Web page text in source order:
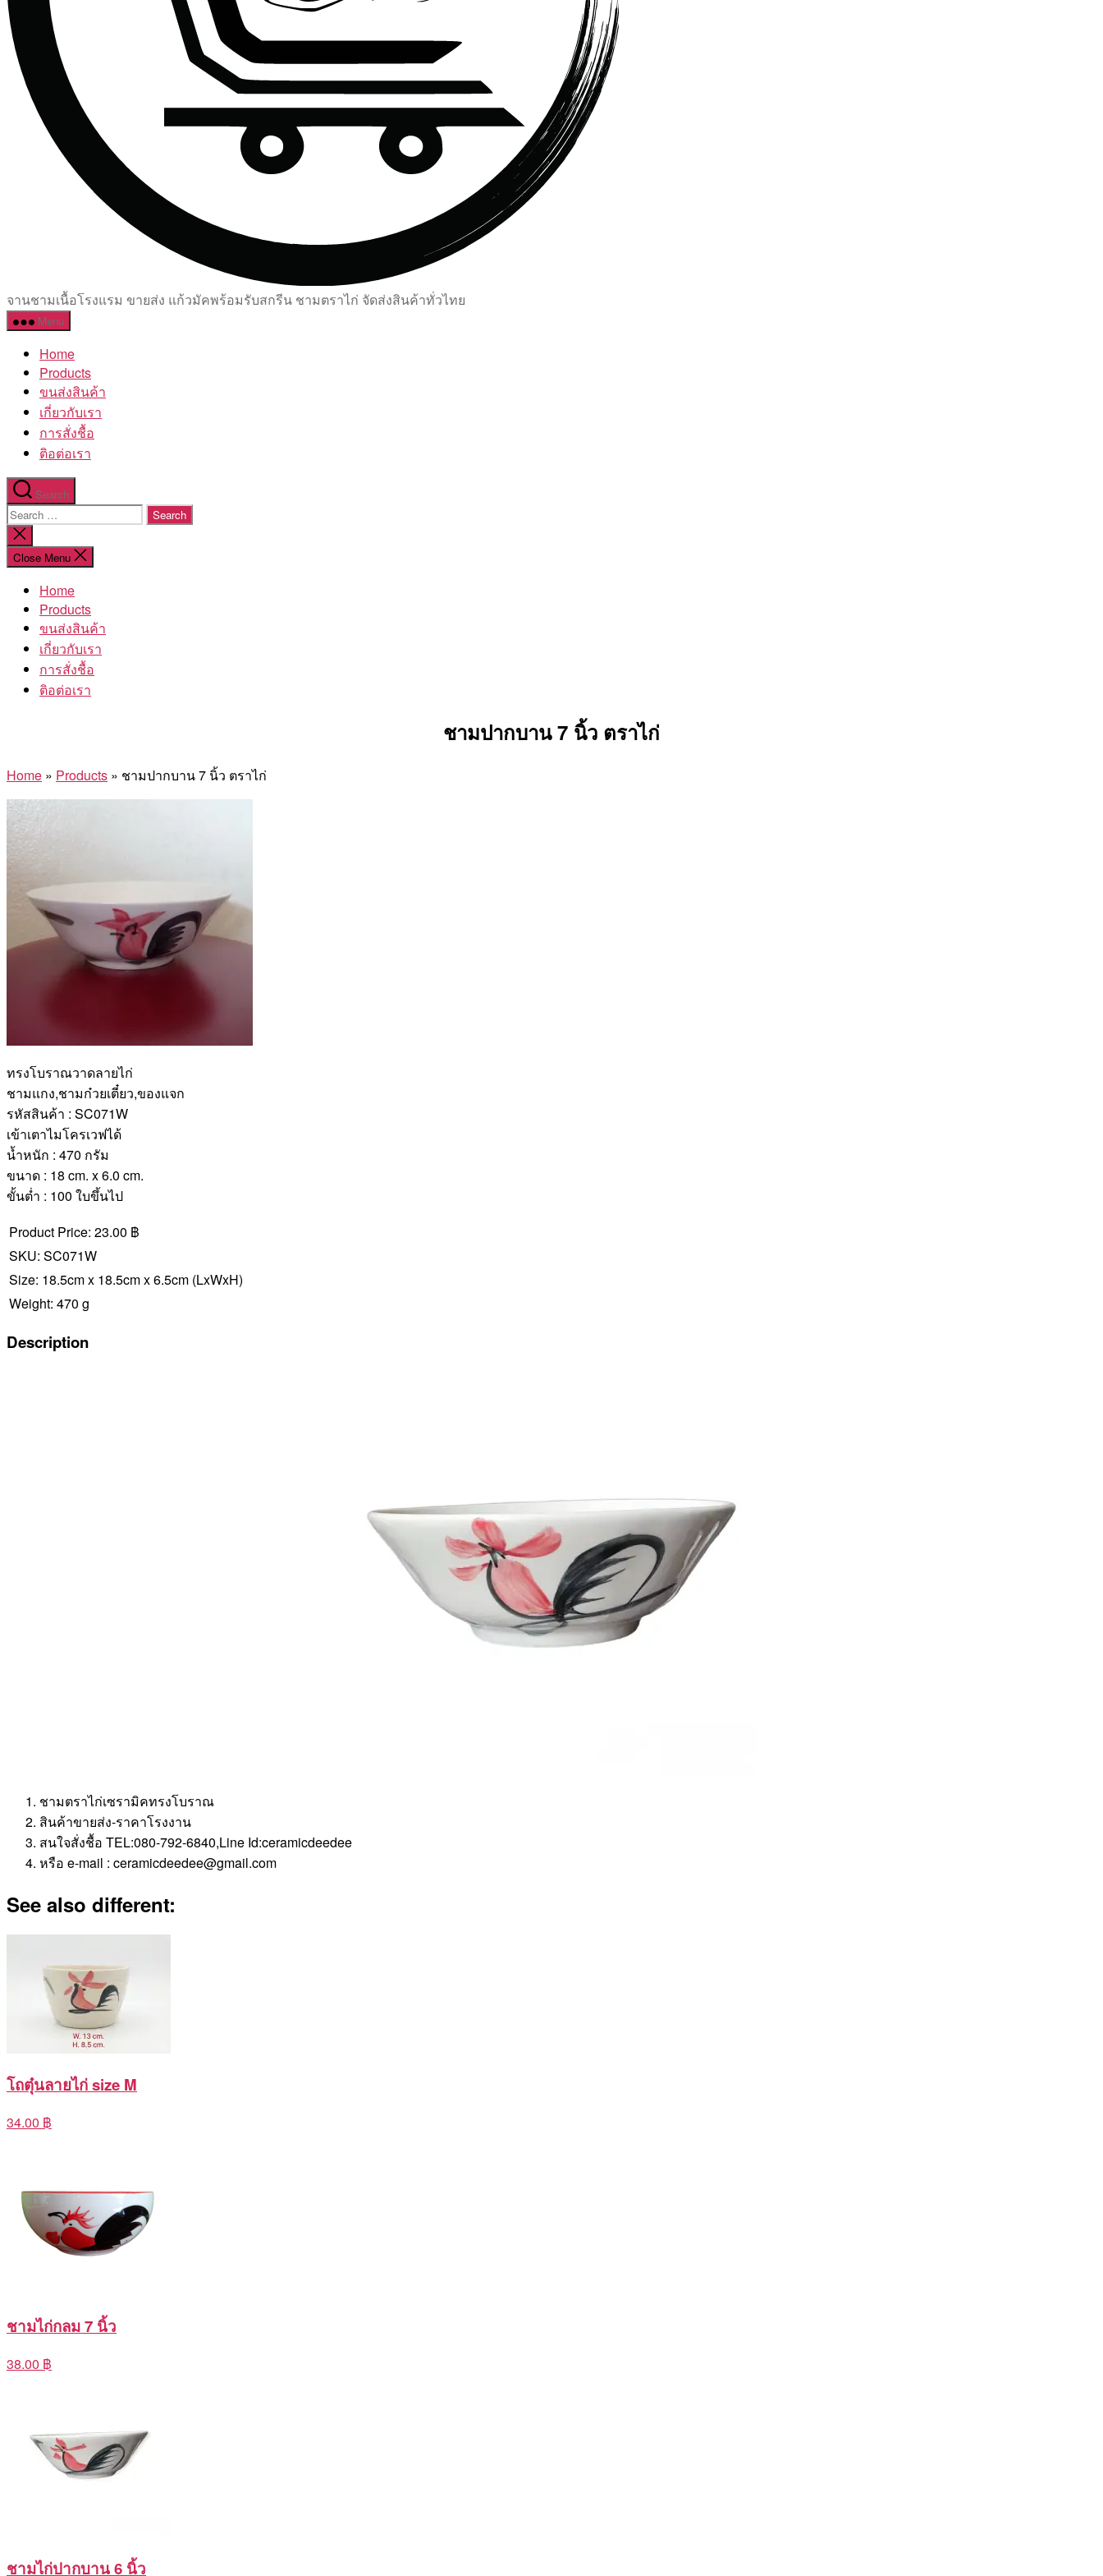
จานชามเนื้อโรงแรม ขายส่ง แก้วมัคพร้อมรับสกรีน ชามตราไก่ จัดส่งสินค้าทั่วไทย
Menu
Home
Products
ขนส่งสินค้า
เกี่ยวกับเรา
การสั่งชื้อ
ติอต่อเรา
Search
Search
for:
Close
search
Close Menu
Home
Products
ขนส่งสินค้า
เกี่ยวกับเรา
การสั่งชื้อ
ติอต่อเรา
ชามปากบาน 7 นิ้ว ตราไก่
Home » Products » ชามปากบาน 7 นิ้ว ตราไก่
ทรงโบราณวาดลายไก่
ชามแกง,ชามก๋วยเตี๋ยว,ของแจก
รหัสสินค้า : SC071W
เข้าเตาไมโครเวฟได้
น้ำหนัก : 470 กรัม
ขนาด : 18 cm. x 6.0 cm.
ขั้นต่ำ : 100 ใบขึ้นไป
Product Price: 23.00 ฿
SKU: SC071W
Size: 18.5cm x 18.5cm x 6.5cm (LxWxH)
Weight: 470 g
Description
ชามตราไก่เซรามิคทรงโบราณ
สินค้าขายส่ง-ราคาโรงงาน
สนใจสั่งชื้อ TEL:080-792-6840,Line Id:ceramicdeedee
หรือ e-mail : ceramicdeedee@gmail.com
See also different:
โถตุ๋นลายไก่ size M
34.00 ฿
ชามไก่กลม 7 นิ้ว
38.00 ฿
ชามไก่ปากบาน 6 นิ้ว